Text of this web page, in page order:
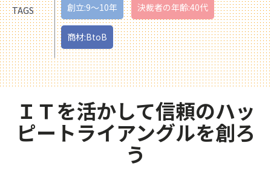
TAGS 創立:9〜10年 決裁者の年齢:40代
商材:BtoB
ＩＴを活かして信頼のハッ
ピートライアングルを創ろ
う